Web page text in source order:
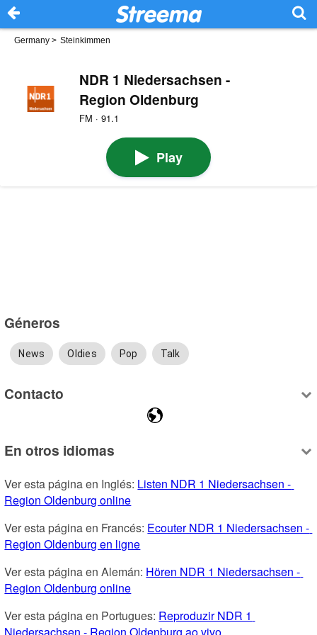
Germany > Steinkimmen
NDR 1 Niedersachsen -
Region Oldenburg
FM · 91.1
Play
Géneros
News Oldies Pop Talk
Contacto
En otros idiomas
Ver esta página en Inglés: Listen NDR 1 Niedersachsen -
Region Oldenburg online
Ver esta página en Francés: Ecouter NDR 1 Niedersachsen -
Region Oldenburg en ligne
Ver esta página en Alemán: Hören NDR 1 Niedersachsen -
Region Oldenburg online
Ver esta página en Portugues: Reproduzir NDR 1
Niedersachsen - Region Oldenburg ao vivo